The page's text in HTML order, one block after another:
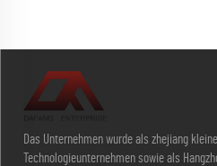
Das Unternehmen wurde als zhejiang
Technologieunternehmen sowie als